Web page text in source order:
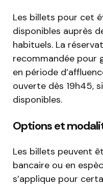
Les billets pour cet
disponibles auprès
habituels. La
recommandée pour
en période
ouverte dès 19h45,
disponibles.
Options et
Les billets peuvent
bancaire ou en
s’applique pour